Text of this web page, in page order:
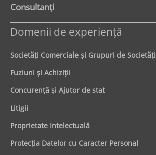
Consultanți
Domenii de experienţă
Societăţi Comerciale şi Grupuri de Societăţi
Fuziuni şi Achiziţii
Concurenţă şi Ajutor de stat
Litigii
Proprietate Intelectuală
Protecţia Datelor cu Caracter Personal